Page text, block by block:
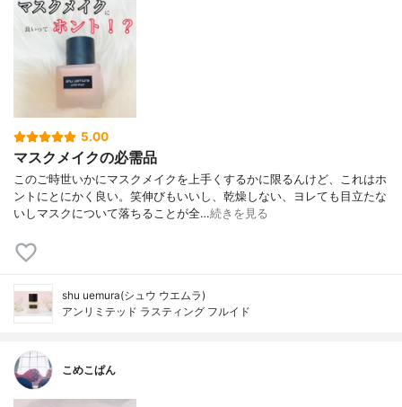
5.00
マスクメイクの必需品
このご時世いかにマスクメイクを上手くするかに限るんけど、これはホ
ントにとにかく良い。笑伸びもいいし、乾燥しない、ヨレても目立たな
いしマスクについて落ちることが全…続きを見る
shu uemura(シュウ ウエムラ)
アンリミテッド ラスティング フルイド
こめこぱん